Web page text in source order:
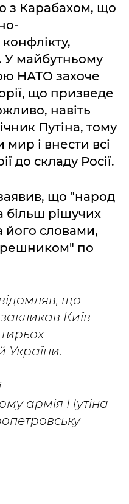
з Карабахом, що
У майбутньому
НАТО захоче
що призведе
навіть
Путіна, тому
і внести всі
до складу Росії.
що "народ
більш рішучих
його словами,
по
що
Київ
України.
армія Путіна